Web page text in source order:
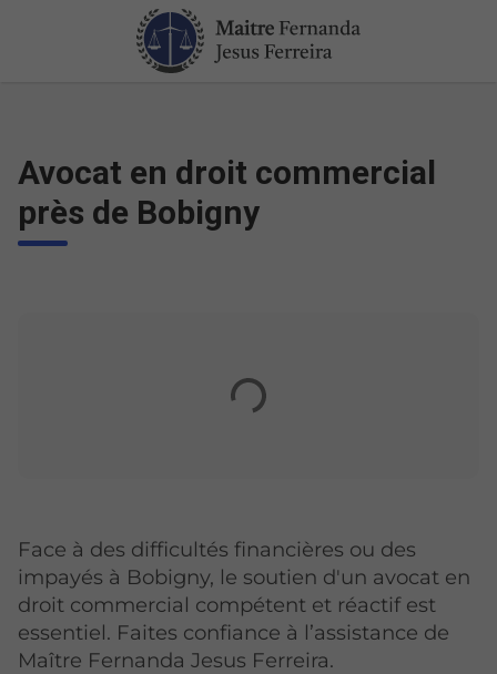
Avocat en droit commercial
près de Bobigny
Face à des difficultés financières ou des
impayés à Bobigny, le soutien d'un avocat en
droit commercial compétent et réactif est
essentiel. Faites confiance à l’assistance de
Maître Fernanda Jesus Ferreira.